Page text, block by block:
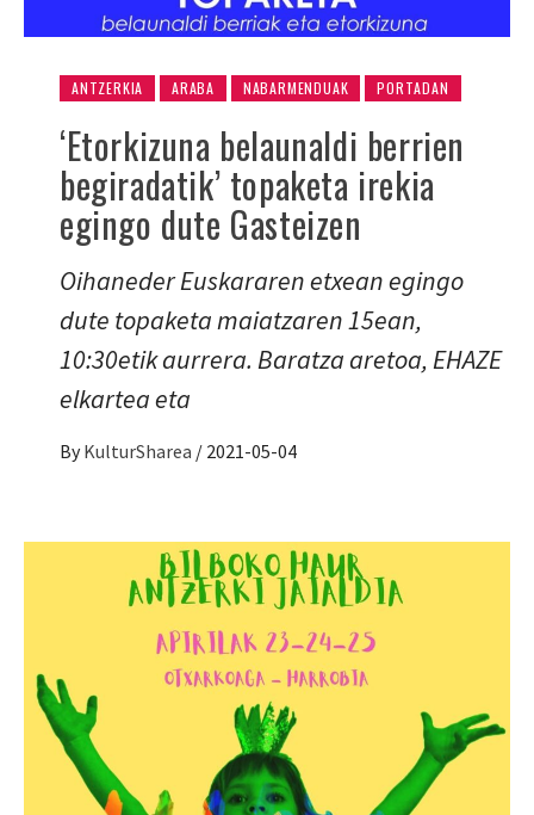
ANTZERKIA ARABA NABARMENDUAK PORTADAN
‘Etorkizuna belaunaldi berrien
begiradatik’ topaketa irekia
egingo dute Gasteizen
Oihaneder Euskararen etxean egingo
dute topaketa maiatzaren 15ean,
10:30etik aurrera. Baratza aretoa, EHAZE
elkartea eta
By KulturSharea / 2021-05-04